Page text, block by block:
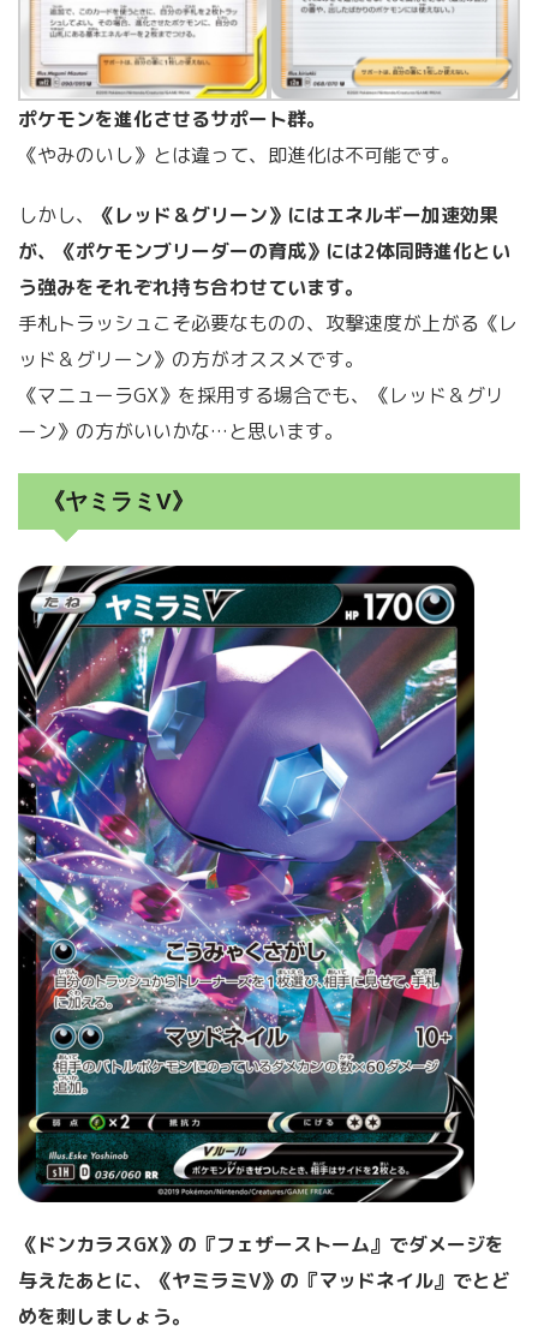
ポケモンを進化させるサポート群。
《やみのいし》とは違って、即進化は不可能です。
しかし、
《レッド＆グリーン》にはエネルギー加速効果
が、《ポケモンブリーダーの育成》には2体同時進化とい
う強みをそれぞれ持ち合わせています。
手札トラッシュこそ必要なものの、攻撃速度が上がる《レ
ッド＆グリーン》の方がオススメです。
《マニューラGX》を採用する場合でも、《レッド＆グリ
ーン》の方がいいかな…と思います。
《ヤミラミV》
《ドンカラスGX》の『フェザーストーム』でダメージを
与えたあとに、《ヤミラミV》の『マッドネイル』でとど
めを刺しましょう。